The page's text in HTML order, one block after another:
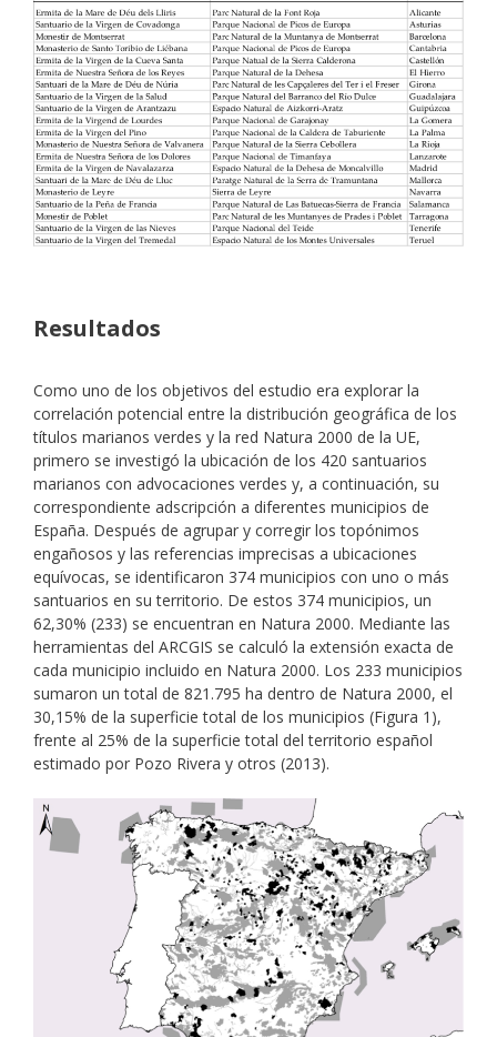
Resultados
Como uno de los objetivos del estudio era explorar la
correlación potencial entre la distribución geográfica de los
títulos marianos verdes y la red Natura 2000 de la UE,
primero se investigó la ubicación de los 420 santuarios
marianos con advocaciones verdes y, a continuación, su
correspondiente adscripción a diferentes municipios de
España. Después de agrupar y corregir los topónimos
engañosos y las referencias imprecisas a ubicaciones
equívocas, se identificaron 374 municipios con uno o más
santuarios en su territorio. De estos 374 municipios, un
62,30% (233) se encuentran en Natura 2000. Mediante las
herramientas del ARCGIS se calculó la extensión exacta de
cada municipio incluido en Natura 2000. Los 233 municipios
sumaron un total de 821.795 ha dentro de Natura 2000, el
30,15% de la superficie total de los municipios (Figura 1),
frente al 25% de la superficie total del territorio español
estimado por Pozo Rivera y otros (2013).